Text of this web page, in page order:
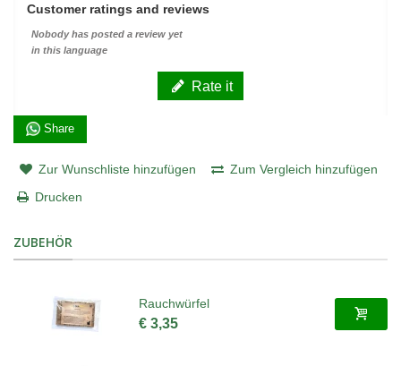
Customer ratings and reviews
Nobody has posted a review yet
in this language
Rate it
Share
Zur Wunschliste hinzufügen
Zum Vergleich hinzufügen
Drucken
ZUBEHÖR
Rauchwürfel
€ 3,35